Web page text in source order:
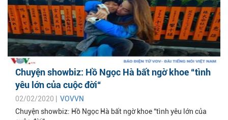
Chuyện showbiz: Hồ Ngọc Hà bất ngờ khoe “tình
yêu lớn của cuộc đời“
02/02/2020 | VOVVN
Chuyện showbiz: Hồ Ngọc Hà bất ngờ khoe “tình yêu lớn của